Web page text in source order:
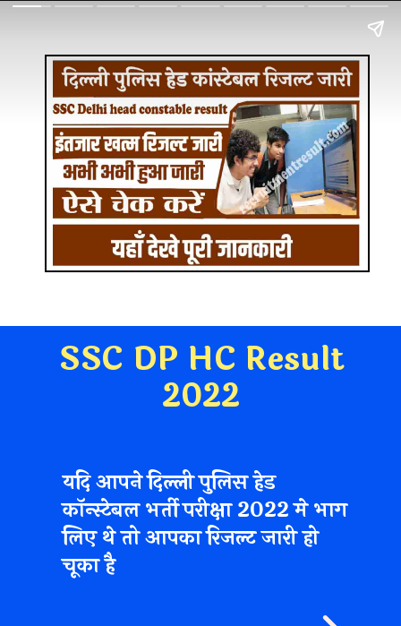
SSC DP HC Result
2022
यदि आपने दिल्ली पुलिस हेड
कॉन्स्टेबल भर्ती परीक्षा 2022 मे भाग
लिए थे तो आपका रिजल्ट जारी हो
चूका है